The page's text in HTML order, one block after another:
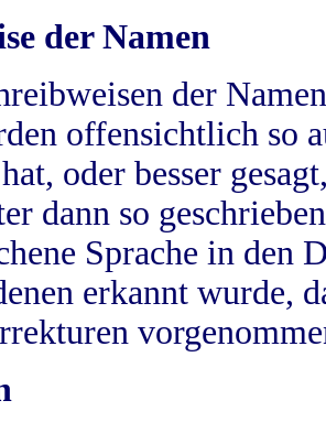
der Namen
der
offensichtlich so
oder besser
dann so
Sprache in
erkannt wurde,